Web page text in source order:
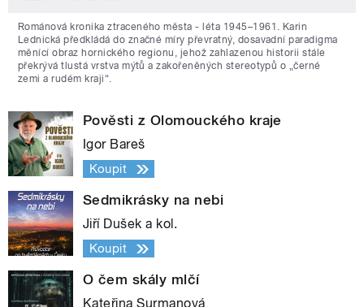
Románová kronika ztraceného města - léta 1945–1961. Karin
Lednická předkládá do značné míry převratný, dosavadní paradigma
měnící obraz hornického regionu, jehož zahlazenou historii stále
překrývá tlustá vrstva mýtů a zakořeněných stereotypů o „černé
zemi a rudém kraji“.
Pověsti z Olomouckého kraje
Igor Bareš
Koupit
Sedmikrásky na nebi
Jiří Dušek a kol.
Koupit
O čem skály mlčí
Kateřina Surmanová